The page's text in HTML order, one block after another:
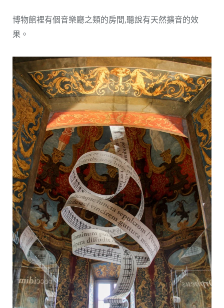
博物館裡有個音樂廳之類的房間,聽說有天然擴音的效
果。